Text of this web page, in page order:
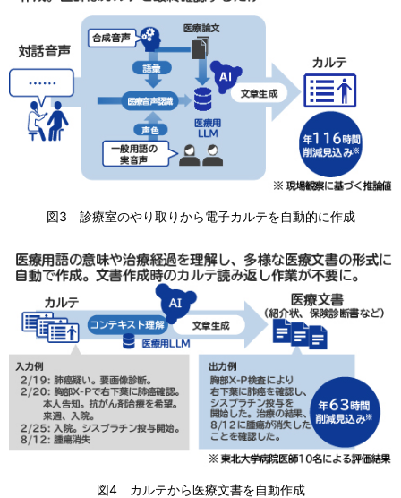
図3 診療室のやり取りから電子カルテを自動的に作成
図4 カルテから医療文書を自動作成